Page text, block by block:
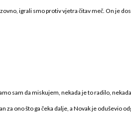
igrali smo protiv vjetra čitav meč. On je
sam da miskujem, nekada je to radilo,
za ono što ga čeka dalje, a Novak je oduševio